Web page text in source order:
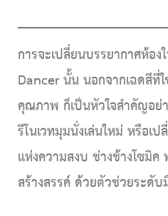
การจะเปลี่ยนบรรยากาศห้อ
Dancerนั้น นอกจากเฉดสีที่
คุณภาพ ก็เป็นหัวใจสำคัญอย่
รีโนเวทมุมนั่งเล่นใหม่ หรือเ
แห่งความสงบ ช่างช้างโซมิค
สร้างสรรค์ ด้วยตัวช่วยระดั